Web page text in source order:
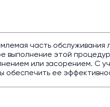
часть обслуживания
выполнение этой
или засорением. С
обеспечить ее